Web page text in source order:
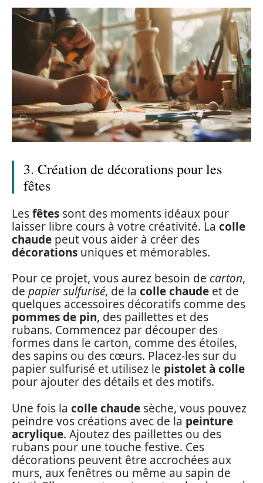
3. Création de décorations pour les
fêtes
Lesfêtes sont des moments idéaux pour
laisser libre cours à votre créativité. La colle
chaude peut vous aider à créer des
décorations uniques et mémorables.
Pour ce projet, vous aurez besoin de carton,
de papier sulfurisé, de la colle chaude et de
quelques accessoires décoratifs comme des
pommes de pin, des paillettes et des
rubans. Commencez par découper des
formes dans le carton, comme des étoiles,
des sapins ou des cœurs. Placez-les sur du
papier sulfurisé et utilisez le pistolet à colle
pour ajouter des détails et des motifs.
Une fois la colle chaude sèche, vous pouvez
peindre vos créations avec de la peinture
acrylique. Ajoutez des paillettes ou des
rubans pour une touche festive. Ces
décorations peuvent être accrochées aux
murs, aux fenêtres ou même au sapin de